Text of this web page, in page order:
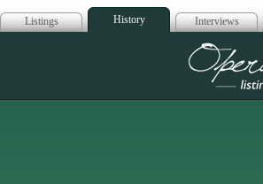
Listings History Interviews